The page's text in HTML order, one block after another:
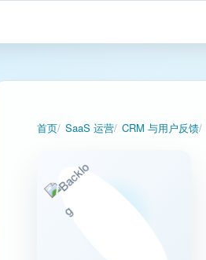
首页 SaaS 运营 CRM 与用户反馈